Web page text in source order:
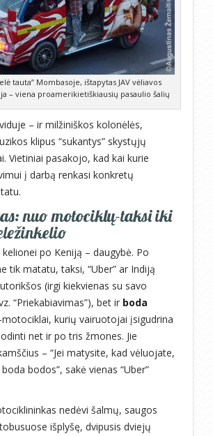
tauta” Mombasoje, ištapytas JAV vėliavos
– viena proamerikietiškiausių pasaulio šalių
– ir milžiniškos kolonėlės,
klipus “sukantys” skystųjų
Vietiniai pasakojo, kad kai kurie
į darbą renkasi konkretų
nuo motociklų-taksi iki
po Keniją – daugybė. Po
tik matatu, taksi, “Uber” ar Indiją
(irgi kiekvienas su savo
“Priekabiavimas”), bet ir boda
motociklai, kurių vairuotojai įsigudrina
net ir po tris žmones. Jie
– “Jei matysite, kad vėluojate,
bodos”, sakė vienas “Uber”
nedėvi šalmų, saugos
išplyšę, dvipusis dviejų